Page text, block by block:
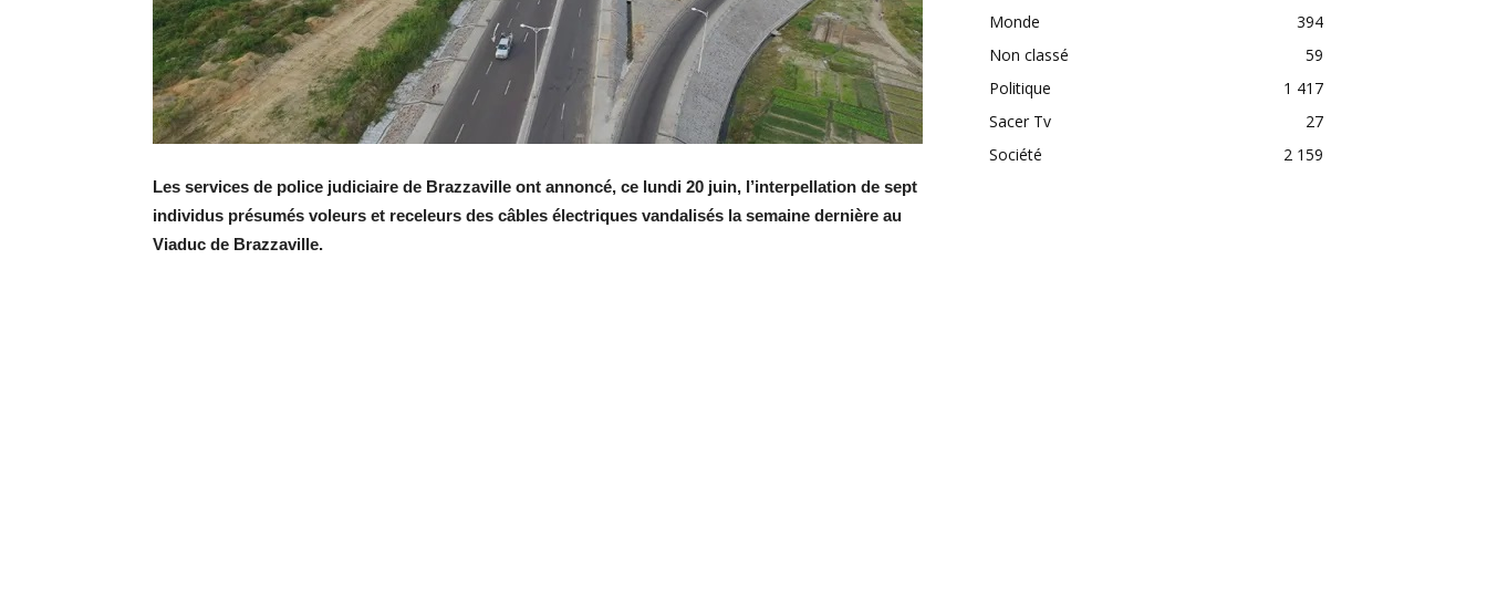
Les services de police judiciaire de Brazzaville ont annoncé, ce lundi 20 juin, l’interpellation de sept
individus présumés voleurs et receleurs des câbles électriques vandalisés la semaine dernière au
Viaduc de Brazzaville.
Monde
394
Non classé
59
Politique
1 417
Sacer Tv
27
Société
2 159